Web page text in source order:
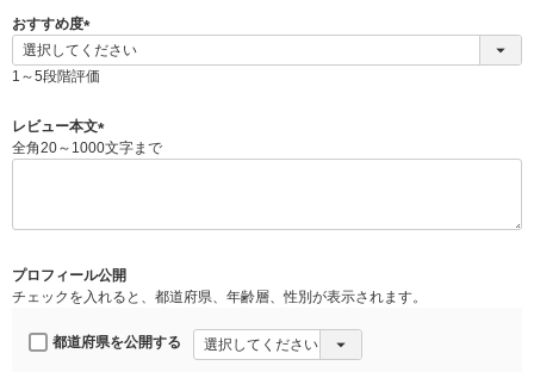
おすすめ度
(
必
1～5段階評価
レビュー本文
(
全角20～1000文字まで
プロフィール公開
チェックを入れると、都道府県、年齢層、性別が表示されます。
都道府県を公開する